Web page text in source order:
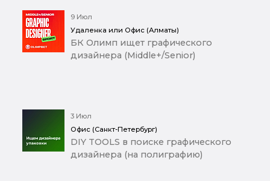
9 Июл
Удаленка или Офис (Алматы)
БК Олимп ищет графического
дизайнера (Middle+/Senior)
3 Июл
Офис (Санкт-Петербург)
DIY TOOLS в поиске графического
дизайнера (на полиграфию)